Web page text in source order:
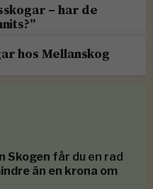
– har de
hos Mellanskog
Skogen får du en rad
än en krona om